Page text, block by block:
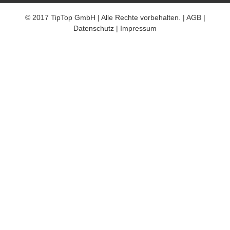
© 2017 TipTop GmbH | Alle Rechte vorbehalten. | AGB|
Datenschutz | Impressum